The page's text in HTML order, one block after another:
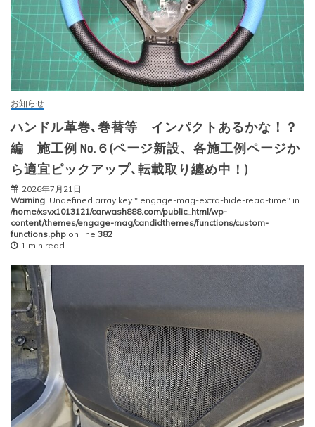
お知らせ
ハンドル革巻､巻替等 インパクトあるかな！？
編 施工例 No.６(ページ新設、各施工例ページか
ら適宜ピックアップ､転載取り纏め中！)
2026年7月21日
Warning: Undefined array key " engage-mag-extra-hide-read-time" in
/home/xsvx1013121/carwash888.com/public_html/wp-
content/themes/engage-mag/candidthemes/functions/custom-
functions.php on line 382
1 min read